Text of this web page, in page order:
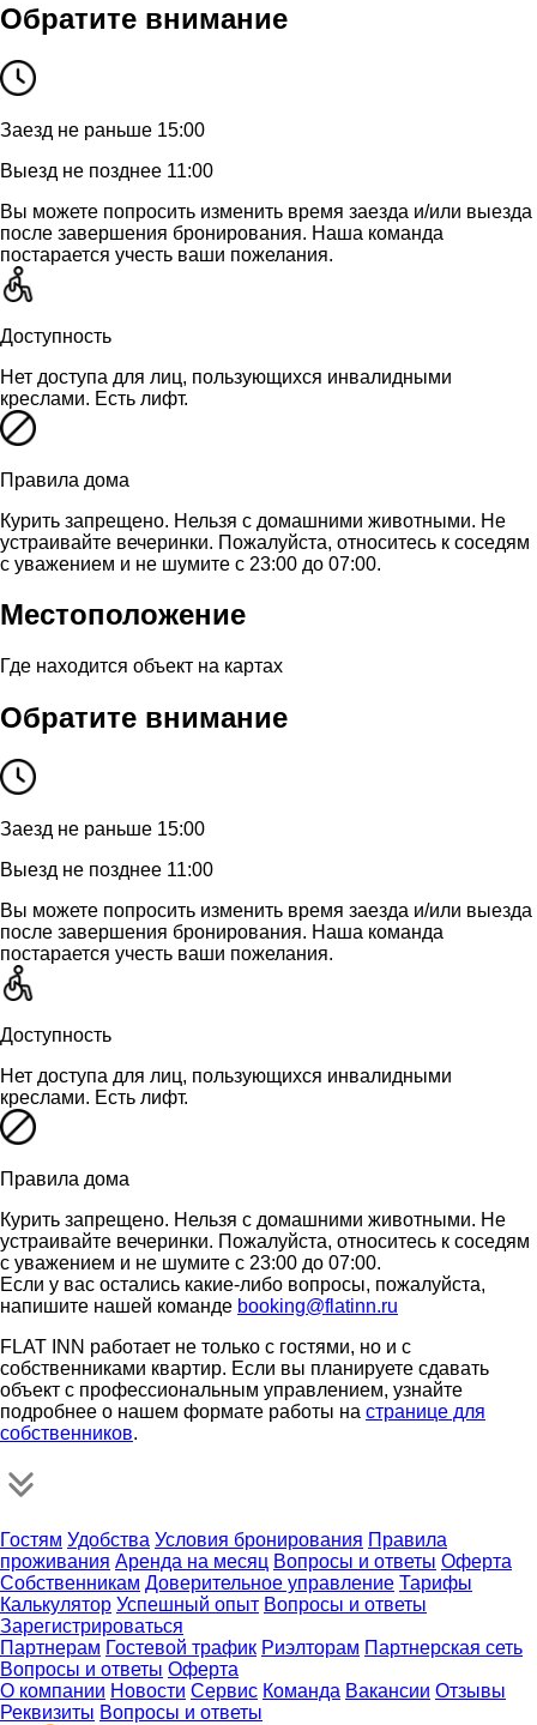
Обратите внимание
Заезд не раньше 15:00
Выезд не позднее 11:00
Вы можете попросить изменить время заезда и/или выезда
после завершения бронирования. Наша команда
постарается учесть ваши пожелания.
Доступность
Нет доступа для лиц, пользующихся инвалидными
креслами. Есть лифт.
Правила дома
Курить запрещено. Нельзя с домашними животными. Не
устраивайте вечеринки. Пожалуйста, относитесь к соседям
с уважением и не шумите с 23:00 до 07:00.
Местоположение
Где находится объект на картах
Обратите внимание
Заезд не раньше 15:00
Выезд не позднее 11:00
Вы можете попросить изменить время заезда и/или выезда
после завершения бронирования. Наша команда
постарается учесть ваши пожелания.
Доступность
Нет доступа для лиц, пользующихся инвалидными
креслами. Есть лифт.
Правила дома
Курить запрещено. Нельзя с домашними животными. Не
устраивайте вечеринки. Пожалуйста, относитесь к соседям
с уважением и не шумите с 23:00 до 07:00.
Если у вас остались какие-либо вопросы, пожалуйста,
напишите нашей команде booking@flatinn.ru
FLAT INN работает не только с гостями, но и с
собственниками квартир. Если вы планируете сдавать
объект с профессиональным управлением, узнайте
подробнее о нашем формате работы на странице для
собственников.
Гостям Удобства Условия бронирования Правила
проживания Аренда на месяц Вопросы и ответы Оферта
Собственникам Доверительное управление Тарифы
Калькулятор Успешный опыт Вопросы и ответы
Зарегистрироваться
Партнерам Гостевой трафик Риэлторам Партнерская сеть
Вопросы и ответы Оферта
О компании Новости Сервис Команда Вакансии Отзывы
Реквизиты Вопросы и ответы